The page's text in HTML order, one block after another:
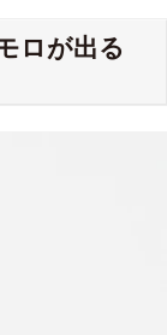
ロが出る